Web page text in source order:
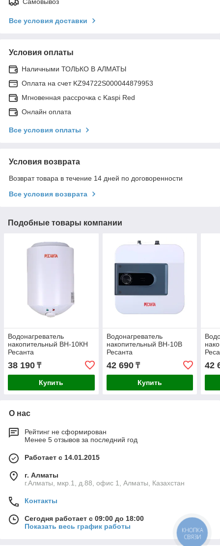
Все условия доставки
Условия оплаты
Наличными ТОЛЬКО В АЛМАТЫ
Оплата на счет KZ94722S000044879953
Мгновенная рассрочка с Kaspi Red
Онлайн оплата
Все условия оплаты
Условия возврата
Возврат товара в течение 14 дней по договоренности
Все условия возврата
Подобные товары компании
Водонагреватель
накопительный ВН-10КН
Ресанта
38 190 ₸
Купить
Водонагреватель
накопительный ВН-10В
Ресанта
42 690₸
Купить
42
О нас
Рейтинг не сформирован
Менее 5 отзывов за последний год
Работает с 14.01.2015
г. Алматы
г.Алматы, мкр.1, д.88, офис 1, Алматы, Казахстан
Контакты
Сегодня работает с 09:00 до 18:00
Показать весь график работы
КНОПКА
СВЯЗИ